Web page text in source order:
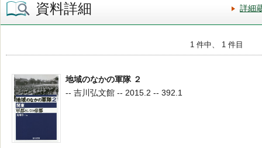
資料詳細 詳細
1 件中、 1 件目
地域のなかの軍隊 ２
-- 吉川弘文館 -- 2015.2 -- 392.1